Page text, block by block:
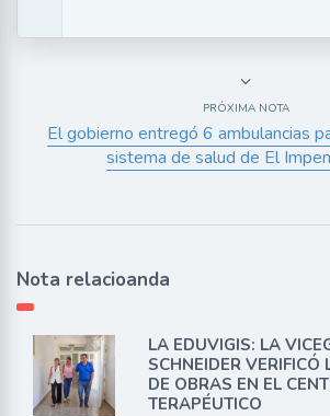
PRÓXIMA NOTA
El gobierno entregó 6 ambulancias
sistema de salud de El
Nota relacioanda
LA EDUVIGIS: LA
SCHNEIDER VERIFICÓ
DE OBRAS EN EL
TERAPÉUTICO